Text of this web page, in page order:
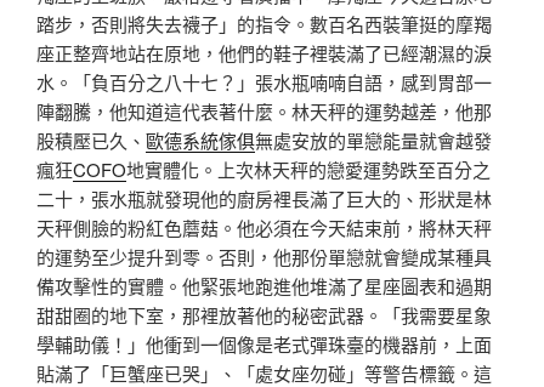
踏步，否則將失去襪子」的指令。數百名西裝筆挺的摩羯
座正整齊地站在原地，他們的鞋子裡裝滿了已經潮濕的淚
水。「負百分之八十七？」張水瓶喃喃自語，感到胃部一
陣翻騰，他知道這代表著什麼。林天秤的運勢越差，他那
股積壓已久、 歐德系統傢俱無處安放的單戀能量就會越發
瘋狂COFO地實體化。上次林天秤的戀愛運勢跌至百分之
二十，張水瓶就發現他的廚房裡長滿了巨大的、形狀是林
天秤側臉的粉紅色蘑菇。他必須在今天結束前，將林天秤
的運勢至少提升到零。否則，他那份單戀就會變成某種具
備攻擊性的實體。他緊張地跑進他堆滿了星座圖表和過期
甜甜圈的地下室，那裡放著他的秘密武器。「我需要星象
學輔助儀！」他衝到一個像是老式彈珠臺的機器前，上面
貼滿了「巨蟹座已哭」、「處女座勿碰」等警告標籤。這